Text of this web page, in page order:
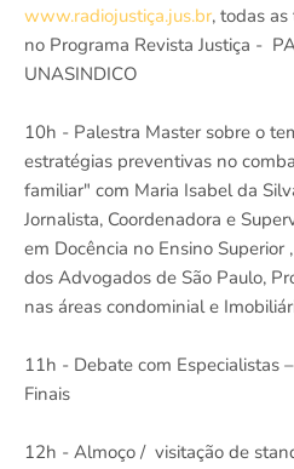
www.radiojustiça.jus.br, todas
no Programa Revista Justiça -
UNASINDICO
10h - Palestra Master sobre o
estratégias preventivas no
familiar" com Maria Isabel da
Jornalista, Coordenadora e
em Docência no Ensino
dos Advogados de São Paulo,
nas áreas condominial e
11h - Debate com Especialistas
Finais
12h - Almoço / visitação de